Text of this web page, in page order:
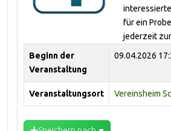
für ein
jederzeit
Beginn der
Veranstaltung
09.04.2026
Veranstaltungsort Vereinsheim